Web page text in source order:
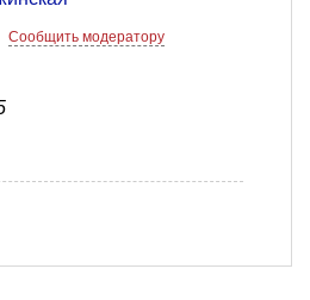
Сообщить модератору